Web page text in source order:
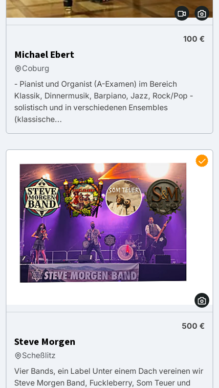
100 €
Michael Ebert
Coburg
- Pianist und Organist (A-Examen) im Bereich
Klassik, Dinnermusik, Barpiano, Jazz, Rock/Pop -
solistisch und in verschiedenen Ensembles
(klassische...
500 €
Steve Morgen
Scheßlitz
Vier Bands, ein Label Unter einem Dach vereinen wir
Steve Morgen Band, Fuckleberry, Som Teuer und